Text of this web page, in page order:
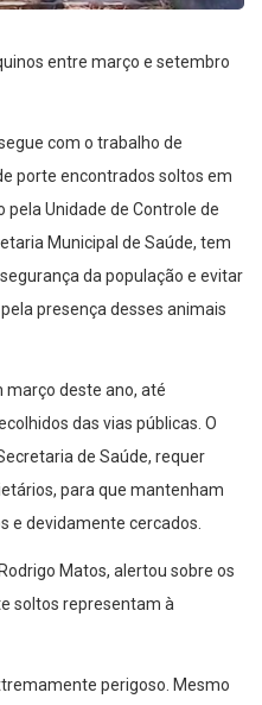
entre março e setembro
com o trabalho de
porte encontrados soltos em
pela Unidade de Controle de
Municipal de Saúde, tem
da população e evitar
presença desses animais
março deste ano, até
das vias públicas. O
de Saúde, requer
para que mantenham
e devidamente cercados.
Matos, alertou sobre os
soltos representam à
perigoso. Mesmo